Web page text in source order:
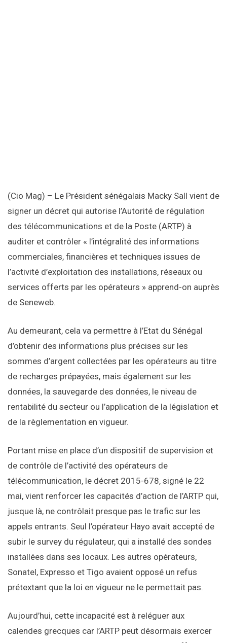
Au demeurant, cela va permettre à l’Etat du Sénégal
d’obtenir des informations plus précises sur les
sommes d’argent collectées par les opérateurs au titre
de recharges prépayées, mais également sur les
données, la sauvegarde des données, le niveau de
rentabilité du secteur ou l’application de la législation et
de la règlementation en vigueur.
de contrôle de l’activité des opérateurs de
télécommunication, le décret 2015-678, signé le 22
mai, vient renforcer les capacités d’action de l’ARTP qui,
jusque là, ne contrôlait presque pas le trafic sur les
appels entrants. Seul l’opérateur Hayo avait accepté de
subir le survey du régulateur, qui a installé des sondes
installées dans ses locaux. Les autres opérateurs,
prétextant que la loi en vigueur ne le permettait pas.
Aujourd’hui, cette incapacité est à reléguer aux
calendes grecques car l’ARTP peut désormais exercer
ce pouvoir de contrôle. Le décret précise en effet que
le régulateur « exerce ce contrôle par tout moyen
approprié, en vue de s’assurer que les coûts, produits et
résultats de chaque réseau exploité ou de chaque
service offert reflètent de manière régulière et exacte »
des activités des opérateurs. Et ce ne sont pas les
matériel approprié.